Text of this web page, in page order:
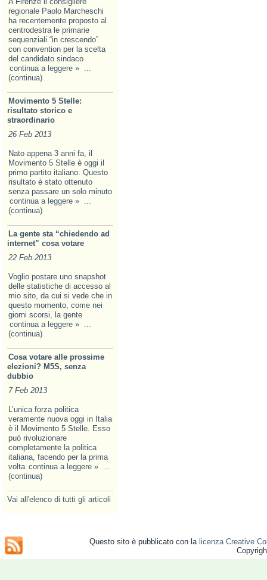
regionale Paolo Marcheschi
ha recentemente proposto al
centrodestra le primarie
sequenziali “in crescendo”
con convention per la scelta
del candidato sindaco
continua a leggere » ...
(continua)
Movimento 5 Stelle:
risultato storico e
straordinario
26 Feb 2013
Nato appena 3 anni fa, il
Movimento 5 Stelle è oggi il
primo partito italiano. Questo
risultato è stato ottenuto
senza passare un solo minuto
continua a leggere » ...
(continua)
La gente sta “chiedendo ad
internet” cosa votare
22 Feb 2013
Voglio postare uno snapshot
delle statistiche di accesso al
mio sito, da cui si vede che in
questo momento, come nei
giorni scorsi, la gente
continua a leggere » ...
(continua)
Cosa votare alle prossime
elezioni? M5S, senza
dubbio
7 Feb 2013
L’unica forza politica
veramente nuova oggi in Italia
è il Movimento 5 Stelle. Esso
può rivoluzionare
completamente la politica
italiana, facendo per la prima
volta continua a leggere » ...
(continua)
Vai all'elenco di tutti gli articoli
Questo sito è pubblicato con la licenza Creative